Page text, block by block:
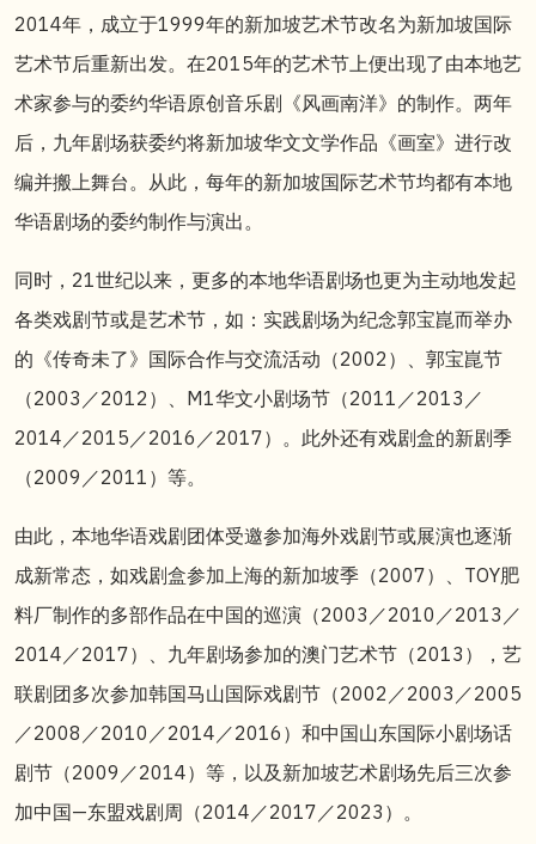
2014年，成立于1999年的新加坡艺术节改名为新加坡国际
艺术节后重新出发。在2015年的艺术节上便出现了由本地艺
术家参与的委约华语原创音乐剧《风画南洋》的制作。两年
后，九年剧场获委约将新加坡华文文学作品《画室》进行改
编并搬上舞台。从此，每年的新加坡国际艺术节均都有本地
华语剧场的委约制作与演出。
同时，21世纪以来，更多的本地华语剧场也更为主动地发起
各类戏剧节或是艺术节，如：实践剧场为纪念郭宝崑而举办
的《传奇未了》国际合作与交流活动（2002）、郭宝崑节
（2003／2012）、M1华文小剧场节（2011／2013／
2014／2015／2016／2017）。此外还有戏剧盒的新剧季
（2009／2011）等。
由此，本地华语戏剧团体受邀参加海外戏剧节或展演也逐渐
成新常态，如戏剧盒参加上海的新加坡季（2007）、TOY肥
料厂制作的多部作品在中国的巡演（2003／2010／2013／
2014／2017）、九年剧场参加的澳门艺术节（2013），艺
联剧团多次参加韩国马山国际戏剧节（2002／2003／2005
／2008／2010／2014／2016）和中国山东国际小剧场话
剧节（2009／2014）等，以及新加坡艺术剧场先后三次参
加中国—东盟戏剧周（2014／2017／2023）。